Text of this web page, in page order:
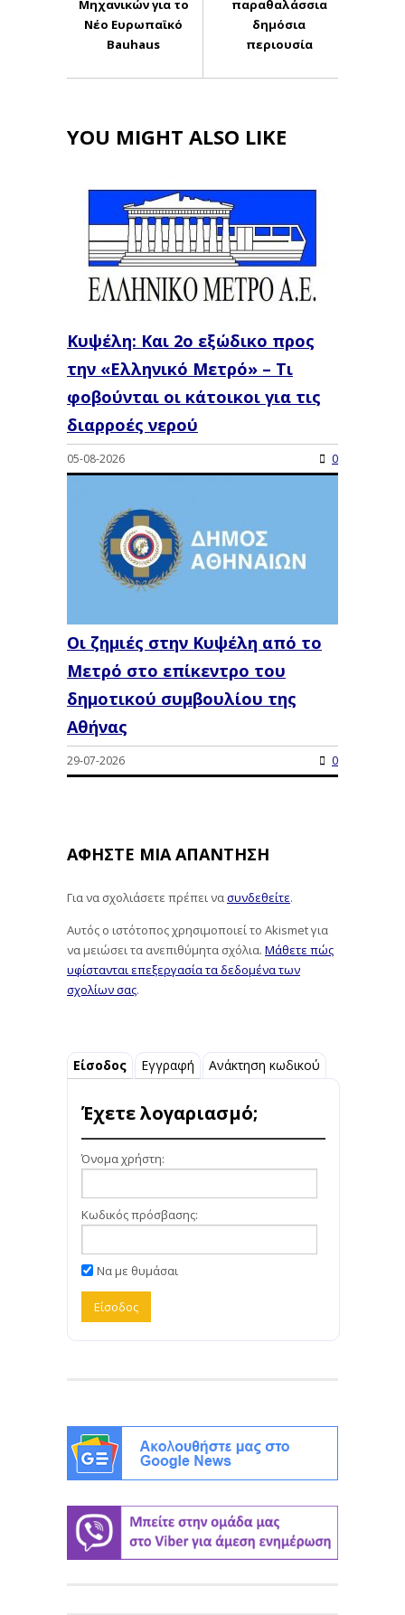
Μηχανικών για το
Νέο Ευρωπαϊκό
Bauhaus
παραθαλάσσια
δημόσια
περιουσία
YOU MIGHT ALSO LIKE
Κυψέλη: Και 2ο εξώδικο προς
την «Ελληνικό Μετρό» – Τι
φοβούνται οι κάτοικοι για τις
διαρροές νερού
05-08-2026 0
Οι ζημιές στην Κυψέλη από το
Μετρό στο επίκεντρο του
δημοτικού συμβουλίου της
Αθήνας
29-07-2026 0
ΑΦΉΣΤΕ ΜΙΑ ΑΠΆΝΤΗΣΗ
Για να σχολιάσετε πρέπει νασυνδεθείτε.
Αυτός ο ιστότοπος χρησιμοποιεί το Akismet για
να μειώσει τα ανεπιθύμητα σχόλια. Μάθετε πώς
υφίστανται επεξεργασία τα δεδομένα των
σχολίων σας.
Είσοδος Εγγραφή Ανάκτηση κωδικού
Έχετε λογαριασμό;
Όνομα χρήστη:
Κωδικός πρόσβασης:
Να με θυμάσαι